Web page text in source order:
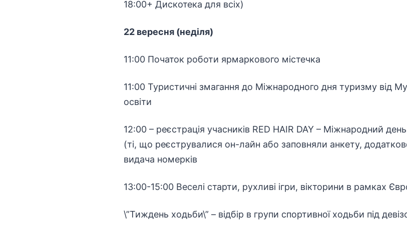
18:00+ Дискотека для всіх)
22 вересня (неділя)
11:00 Початок роботи ярмаркового містечка
11:00 Туристичні змагання до Міжнародного дня туризму від
освіти
12:00 – реєстрація учасників RED HAIR DAY – Міжнародний
(ті, що реєструвалися он-лайн або заповняли анкету,
видача номерків
13:00-15:00 Веселі старти, рухливі ігри, вікторини в рамках
\”Тиждень ходьби\” – відбір в групи спортивної ходьби під